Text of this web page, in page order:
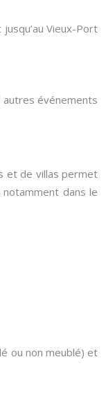
Vieux-Port
événements
et de villas permet
dans le
ou non meublé) et